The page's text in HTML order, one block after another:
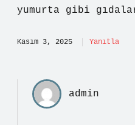
yumurta gibi
Kasım 3, 2025 Yanıtla
admin